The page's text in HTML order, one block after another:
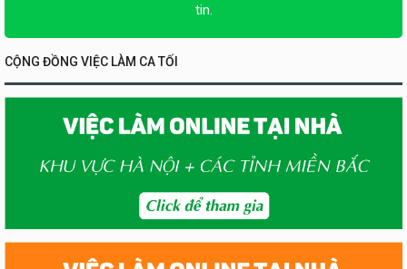
tin.
CỘNG ĐỒNG VIỆC LÀM CA TỐI